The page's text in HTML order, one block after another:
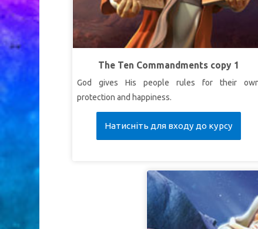
The Ten Commandments copy 1
God gives His people rules for their
protection and happiness.
Натисніть для входу до курсу